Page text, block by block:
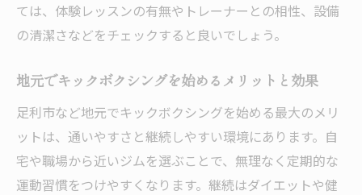
ては、体験レッスンの有無やトレーナーとの相性、設備
の清潔さなどをチェックすると良いでしょう。
地元でキックボクシングを始めるメリットと効果
足利市など地元でキックボクシングを始める最大のメリ
ットは、通いやすさと継続しやすい環境にあります。自
宅や職場から近いジムを選ぶことで、無理なく定期的な
運動習慣をつけやすくなります。継続はダイエットや健